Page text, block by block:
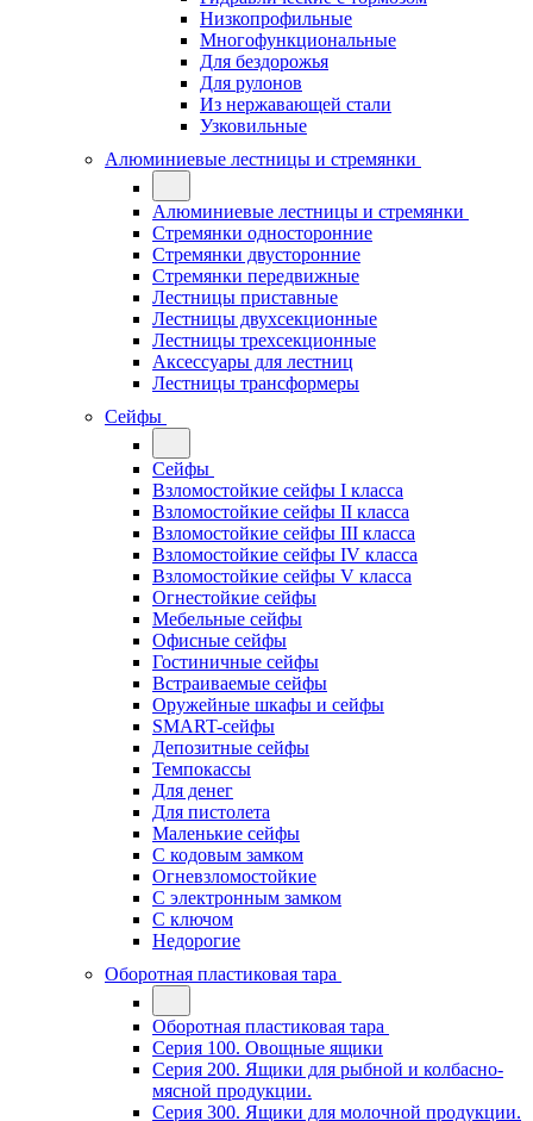
Низкопрофильные
Многофункциональные
Для бездорожья
Для рулонов
Из нержавающей стали
Узковильные
Алюминиевые лестницы и стремянки
Алюминиевые лестницы и стремянки
Стремянки односторонние
Стремянки двусторонние
Стремянки передвижные
Лестницы приставные
Лестницы двухсекционные
Лестницы трехсекционные
Аксессуары для лестниц
Лестницы трансформеры
Сейфы
Сейфы
Взломостойкие сейфы I класса
Взломостойкие сейфы II класса
Взломостойкие сейфы III класса
Взломостойкие сейфы IV класса
Взломостойкие сейфы V класса
Огнестойкие сейфы
Мебельные сейфы
Офисные сейфы
Гостиничные сейфы
Встраиваемые сейфы
Оружейные шкафы и сейфы
SMART-сейфы
Депозитные сейфы
Темпокассы
Для денег
Для пистолета
Маленькие сейфы
С кодовым замком
Огневзломостойкие
С электронным замком
С ключом
Недорогие
Оборотная пластиковая тара
Оборотная пластиковая тара
Серия 100. Овощные ящики
Серия 200. Ящики для рыбной и колбасно-
мясной продукции.
Серия 300. Ящики для молочной продукции.